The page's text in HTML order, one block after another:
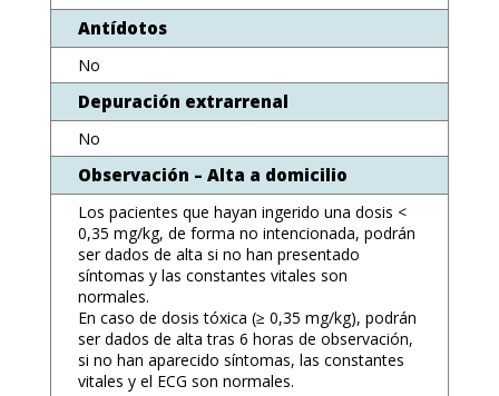
Antídotos
No
Depuración extrarrenal
No
Observación – Alta a domicilio
Los pacientes que hayan ingerido una dosis <
0,35 mg/kg, de forma no intencionada, podrán
ser dados de alta si no han presentado
síntomas y las constantes vitales son
normales.
En caso de dosis tóxica (≥ 0,35 mg/kg), podrán
ser dados de alta tras 6 horas de observación,
si no han aparecido síntomas, las constantes
vitales y el ECG son normales.